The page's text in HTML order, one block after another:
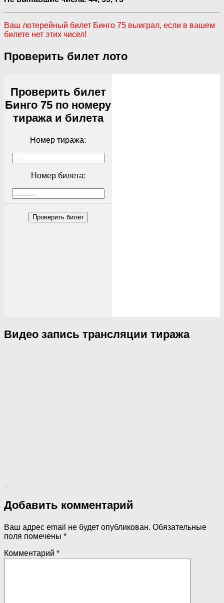
Ваш лотерейный билет Бинго 75 выиграл, если в вашем
билете нет этих чисел!
Проверить билет лото
Проверить билет
Бинго 75 по номеру
тиража и билета
Номер тиража:
Номер билета:
Проверить билет
Видео запись трансляции тиража
Добавить комментарий
Ваш адрес email не будет опубликован. Обязательные
поля помечены *
Комментарий *